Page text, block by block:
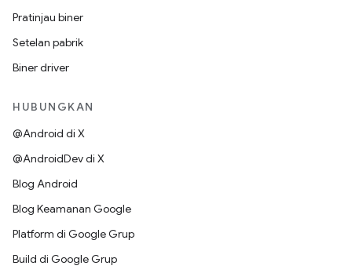
Pratinjau biner
Setelan pabrik
Biner driver
HUBUNGKAN
@Android di X
@AndroidDev di X
Blog Android
Blog Keamanan Google
Platform di Google Grup
Build di Google Grup